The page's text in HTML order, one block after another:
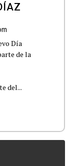
Día
de la
del...